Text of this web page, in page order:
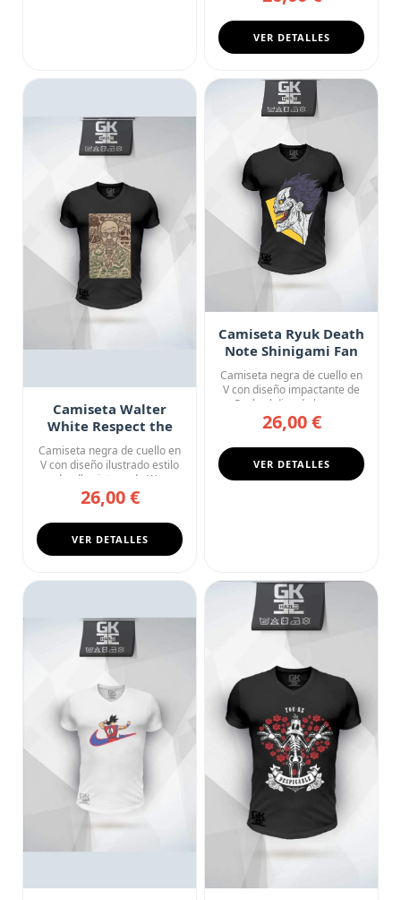
VER DETALLES
Camiseta Walter
White Respect the
Chemistry Breaking
Bad
Camiseta negra de cuello en
V con diseño ilustrado estilo
doodle vintage de W...
26,00 €
VER DETALLES
Camiseta Ryuk Death
Note Shinigami Fan
Camiseta negra de cuello en
V con diseño impactante de
Ryuk, el dios de la mu...
26,00 €
VER DETALLES